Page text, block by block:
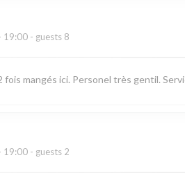
19:00 - guests 8
fois mangés ici. Personel très gentil.
19:00 - guests 2